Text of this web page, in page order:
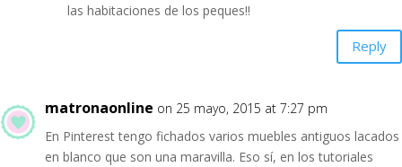
las habitaciones de los peques!!
Reply
matronaonline on 25 mayo, 2015 at 7:27 pm
En Pinterest tengo fichados varios muebles antiguos lacados
en blanco que son una maravilla. Eso sí, en los tutoriales